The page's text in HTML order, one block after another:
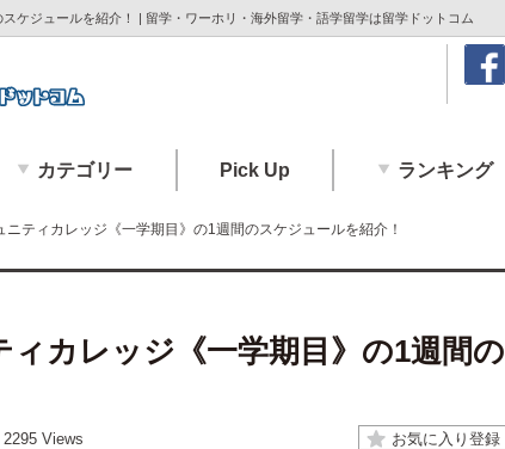
ケジュールを紹介！ | 留学・ワーホリ・海外留学・語学留学は留学ドットコム
カテゴリー Pick Up ランキング
ニティカレッジ《一学期目》の1週間のスケジュールを紹介！
カレッジ《一学期目》の1週間の
2295 Views